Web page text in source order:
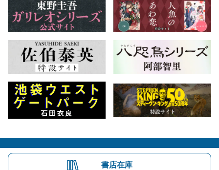
書店在庫
会社概要 自費出版のご案内 お問合せ
株式会社文藝春秋 文春オンライン Number Web